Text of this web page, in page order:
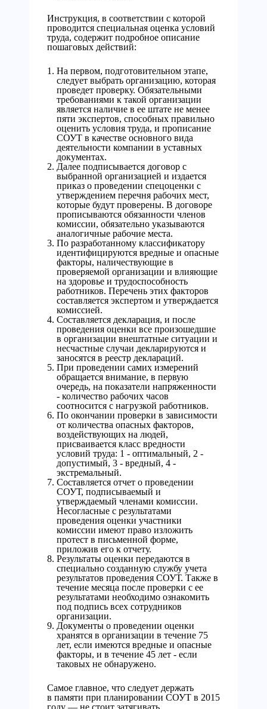
Инструкция, в соответствии с которой
проводится специальная оценка условий
труда, содержит подробное описание
пошаговых действий:
На первом, подготовительном этапе,
следует выбрать организацию, которая
проведет проверку. Обязательными
требованиями к такой организации
является наличие в ее штате не менее
пяти экспертов, способных правильно
оценить условия труда, и прописание
СОУТ в качестве основного вида
деятельности компании в уставных
документах.
Далее подписывается договор с
выбранной организацией и издается
приказ о проведении спецоценки с
утверждением перечня рабочих мест,
которые будут проверены. В договоре
прописываются обязанности членов
комиссии, обязательно указываются
аналогичные рабочие места.
По разработанному классификатору
идентифицируются вредные и опасные
факторы, наличествующие в
проверяемой организации и влияющие
на здоровье и трудоспособность
работников. Перечень этих факторов
составляется экспертом и утверждается
комиссией.
Составляется декларация, и после
проведения оценки все произошедшие
в организации внештатные ситуации и
несчастные случаи декларируются и
заносятся в реестр деклараций.
При проведении самих измерений
обращается внимание, в первую
очередь, на показатели напряженности
- количество рабочих часов
соотносится с нагрузкой работников.
По окончании проверки в зависимости
от количества опасных факторов,
воздействующих на людей,
присваивается класс вредности
условий труда: 1 - оптимальный, 2 -
допустимый, 3 - вредный, 4 -
экстремальный.
Составляется отчет о проведении
СОУТ, подписываемый и
утверждаемый членами комиссии.
Несогласные с результатами
проведения оценки участники
комиссии имеют право изложить
протест в письменной форме,
приложив его к отчету.
Результаты оценки передаются в
специально созданную службу учета
результатов проведения СОУТ. Также в
течение месяца после проверки с ее
результатами необходимо ознакомить
под подпись всех сотрудников
организации.
Документы о проведении оценки
хранятся в организации в течение 75
лет, если имеются вредные и опасные
факторы, и в течение 45 лет - если
таковых не обнаружено.
Самое главное, что следует держать
в памяти при планировании СОУТ в 2015
году — не стоит затягивать